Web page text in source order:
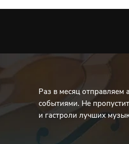
Раз в месяц
событиями. Не
и гастроли лучших